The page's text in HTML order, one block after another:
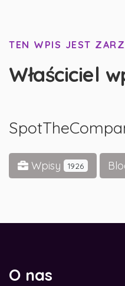
TEN WPIS JEST
Właściciel
Wpisy 1926
O nas